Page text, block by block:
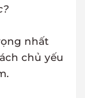
nhất
chủ yếu